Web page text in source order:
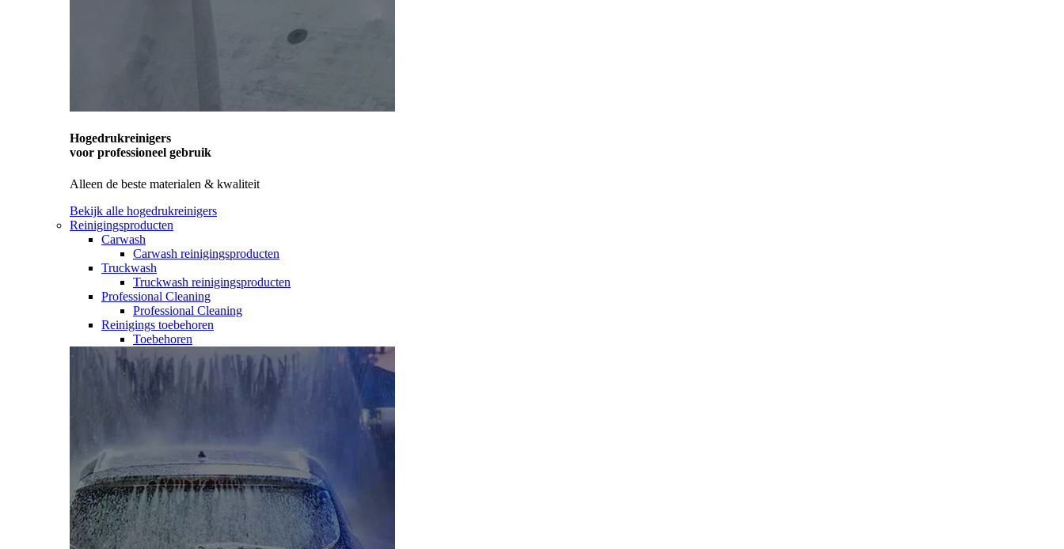
Hogedrukreinigers
voor professioneel gebruik
Alleen de beste materialen & kwaliteit
Bekijk alle hogedrukreinigers
Reinigingsproducten
Carwash
Carwash reinigingsproducten
Truckwash
Truckwash reinigingsproducten
Professional Cleaning
Professional Cleaning
Reinigings toebehoren
Toebehoren